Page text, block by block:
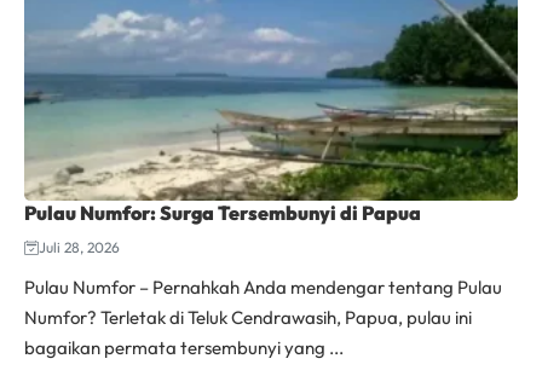
Pulau Numfor: Surga Tersembunyi di Papua
Juli 28, 2026
Pulau Numfor – Pernahkah Anda mendengar tentang Pulau
Numfor? Terletak di Teluk Cendrawasih, Papua, pulau ini
bagaikan permata tersembunyi yang ...